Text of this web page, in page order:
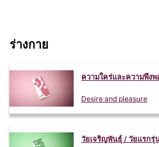
ร่างกาย
ความใคร่และความพึงพ
Desire and pleasure
วัยเจริญพันธุ์ / วัยแรกรุ่